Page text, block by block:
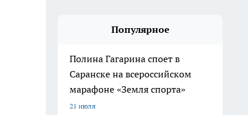
Популярное
Полина Гагарина споет в
Саранске на всероссийском
марафоне «Земля спорта»
21 июля